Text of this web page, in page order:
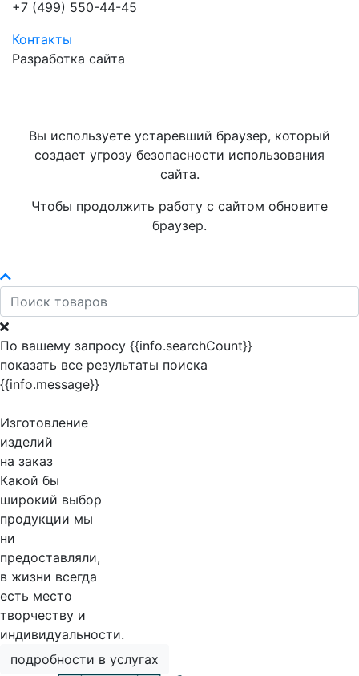
+7 (499) 550-44-45
Контакты
Разработка сайта
Вы используете устаревший браузер, который
создает угрозу безопасности использования
сайта.
Чтобы продолжить работу с сайтом обновите
браузер.
По вашему запросу {{info.searchCount}}
показать все результаты поиска
{{info.message}}
Изготовление
изделий
на заказ
Какой бы
широкий выбор
продукции мы
ни
предоставляли,
в жизни всегда
есть место
творчеству и
индивидуальности.
подробности в услугах